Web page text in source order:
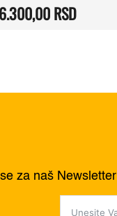
bila:
7.410,00 RSD.
6.300,00RSD
6.300,00 RSD.
za naš